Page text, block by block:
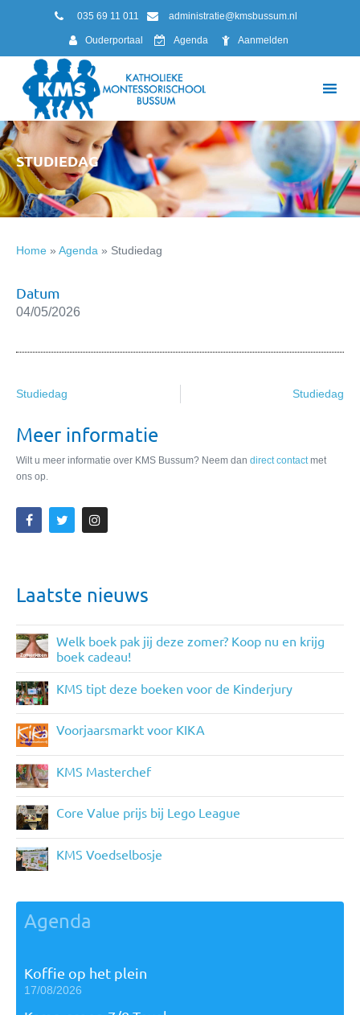
035 69 11 011 administratie@kmsbussum.nl
Ouderportaal Agenda Aanmelden
STUDIEDAG
Home » Agenda » Studiedag
Datum
04/05/2026
Studiedag Studiedag
Meer informatie
Wilt u meer informatie over KMS Bussum? Neem dan direct contactmet
ons op.
Laatste nieuws
Welk boek pak jij deze zomer? Koop nu en krijg
boek cadeau!
KMS tipt deze boeken voor de Kinderjury
Voorjaarsmarkt voor KIKA
KMS Masterchef
Core Value prijs bij Lego League
KMS Voedselbosje
Agenda
Koffie op het plein
17/08/2026